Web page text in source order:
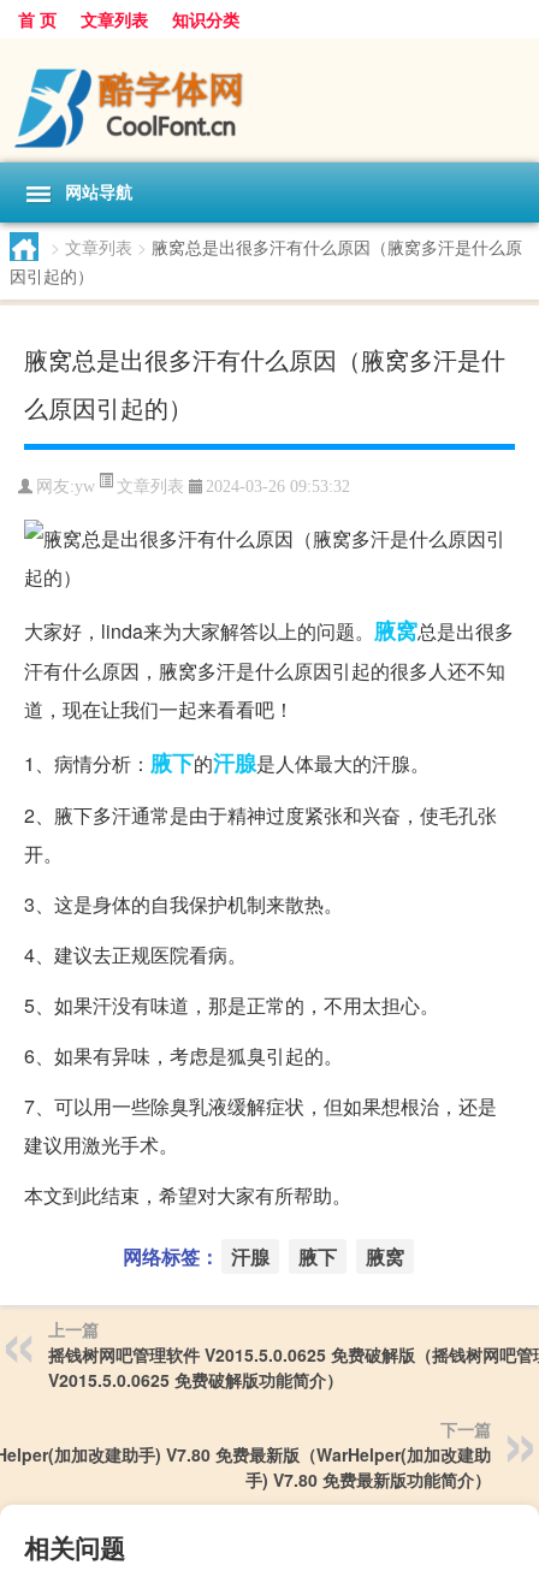
首 页 文章列表 知识分类
网站导航
> 文章列表 > 腋窝总是出很多汗有什么原因（腋窝多汗是什么原
因引起的）
腋窝总是出很多汗有什么原因（腋窝多汗是什
么原因引起的）
网友:yw 文章列表 2024-03-26 09:53:32
大家好，linda来为大家解答以上的问题。 腋窝总是出很多
汗有什么原因，腋窝多汗是什么原因引起的很多人还不知
道，现在让我们一起来看看吧！
1、病情分析： 腋下的汗腺是人体最大的汗腺。
2、腋下多汗通常是由于精神过度紧张和兴奋，使毛孔张
开。
3、这是身体的自我保护机制来散热。
4、建议去正规医院看病。
5、如果汗没有味道，那是正常的，不用太担心。
6、如果有异味，考虑是狐臭引起的。
7、可以用一些除臭乳液缓解症状，但如果想根治，还是
建议用激光手术。
本文到此结束，希望对大家有所帮助。
网络标签： 汗腺 腋下 腋窝
上一篇
摇钱树网吧管理软件 V2015.5.0.0625 免费破解版（摇钱树网吧管
V2015.5.0.0625 免费破解版功能简介）
下一篇
加加改建助手) V7.80 免费最新版（WarHelper(加加改建助
手) V7.80 免费最新版功能简介）
相关问题